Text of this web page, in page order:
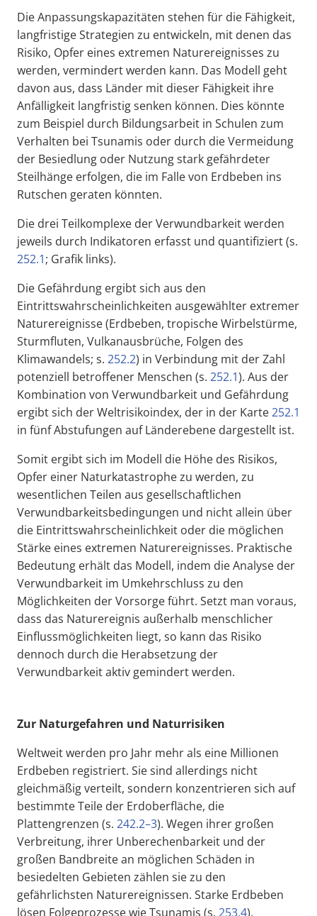
Die Anpassungskapazitäten stehen für die Fähigkeit,
langfristige Strategien zu entwickeln, mit denen das
Risiko, Opfer eines extremen Naturereignisses zu
werden, vermindert werden kann. Das Modell geht
davon aus, dass Länder mit dieser Fähigkeit ihre
Anfälligkeit langfristig senken können. Dies könnte
zum Beispiel durch Bildungsarbeit in Schulen zum
Verhalten bei Tsunamis oder durch die Vermeidung
der Besiedlung oder Nutzung stark gefährdeter
Steilhänge erfolgen, die im Falle von Erdbeben ins
Rutschen geraten könnten.
Die drei Teilkomplexe der Verwundbarkeit werden
jeweils durch Indikatoren erfasst und quantifiziert (s.
252.1; Grafik links).
Die Gefährdung ergibt sich aus den
Eintrittswahrscheinlichkeiten ausgewählter extremer
Naturereignisse (Erdbeben, tropische Wirbelstürme,
Sturmfluten, Vulkanausbrüche, Folgen des
Klimawandels; s. 252.2) in Verbindung mit der Zahl
potenziell betroffener Menschen (s. 252.1). Aus der
Kombination von Verwundbarkeit und Gefährdung
ergibt sich der Weltrisikoindex, der in der Karte252.1
in fünf Abstufungen auf Länderebene dargestellt ist.
Somit ergibt sich im Modell die Höhe des Risikos,
Opfer einer Naturkatastrophe zu werden, zu
wesentlichen Teilen aus gesellschaftlichen
Verwundbarkeitsbedingungen und nicht allein über
die Eintrittswahrscheinlichkeit oder die möglichen
Stärke eines extremen Naturereignisses. Praktische
Bedeutung erhält das Modell, indem die Analyse der
Verwundbarkeit im Umkehrschluss zu den
Möglichkeiten der Vorsorge führt. Setzt man voraus,
dass das Naturereignis außerhalb menschlicher
Einflussmöglichkeiten liegt, so kann das Risiko
dennoch durch die Herabsetzung der
Verwundbarkeit aktiv gemindert werden.
Zur Naturgefahren und Naturrisiken
Weltweit werden pro Jahr mehr als eine Millionen
Erdbeben registriert. Sie sind allerdings nicht
gleichmäßig verteilt, sondern konzentrieren sich auf
bestimmte Teile der Erdoberfläche, die
Plattengrenzen (s. 242.2–3). Wegen ihrer großen
Verbreitung, ihrer Unberechenbarkeit und der
großen Bandbreite an möglichen Schäden in
besiedelten Gebieten zählen sie zu den
gefährlichsten Naturereignissen. Starke Erdbeben
lösen Folgeprozesse wie Tsunamis (s. 253.4),